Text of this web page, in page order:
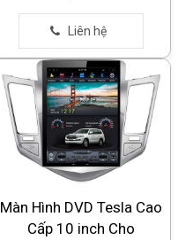
Màn Hình DVD Tesla Cao
Cấp 10 inch Cho